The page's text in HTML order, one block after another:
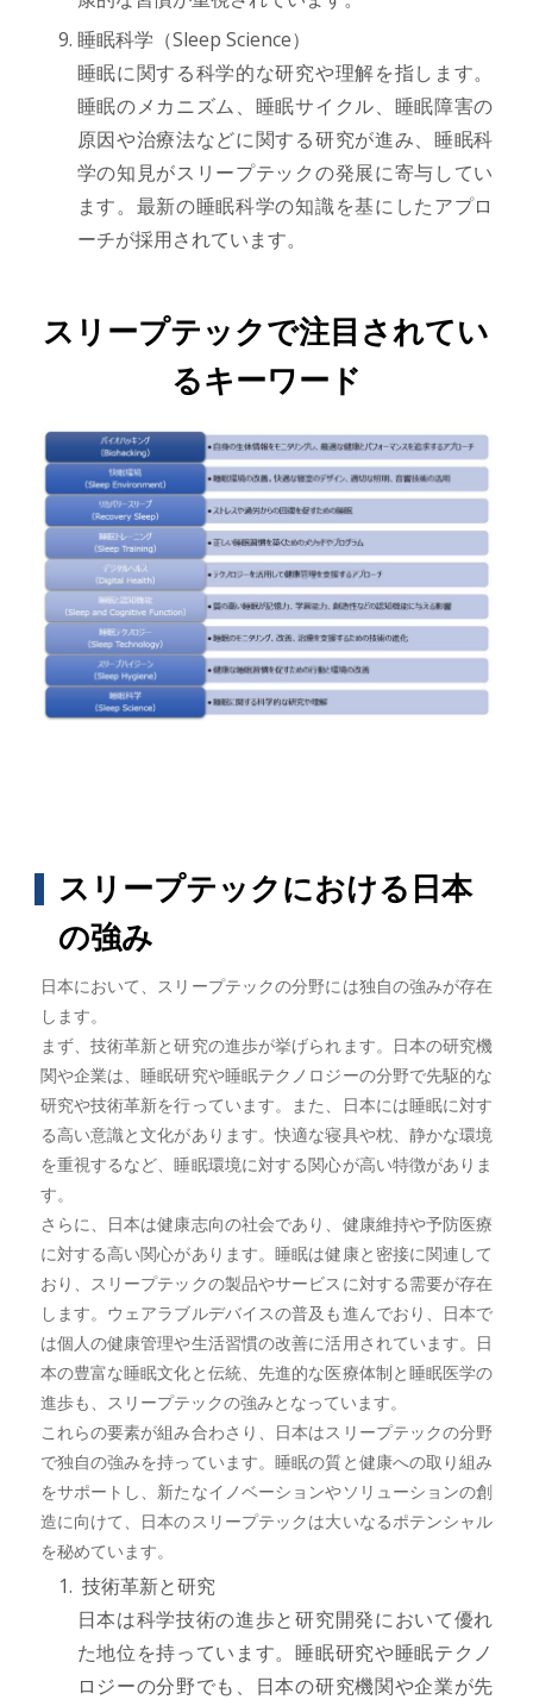
睡眠科学（Sleep Science）
睡眠に関する科学的な研究や理解を指します。
睡眠のメカニズム、睡眠サイクル、睡眠障害の
原因や治療法などに関する研究が進み、睡眠科
学の知見がスリープテックの発展に寄与してい
ます。最新の睡眠科学の知識を基にしたアプロ
ーチが採用されています。
スリープテックで注目されてい
るキーワード
スリープテックにおける日本
の強み
日本において、スリープテックの分野には独自の強みが存在
します。
まず、技術革新と研究の進歩が挙げられます。日本の研究機
関や企業は、睡眠研究や睡眠テクノロジーの分野で先駆的な
研究や技術革新を行っています。また、日本には睡眠に対す
る高い意識と文化があります。快適な寝具や枕、静かな環境
を重視するなど、睡眠環境に対する関心が高い特徴がありま
す。
さらに、日本は健康志向の社会であり、健康維持や予防医療
に対する高い関心があります。睡眠は健康と密接に関連して
おり、スリープテックの製品やサービスに対する需要が存在
します。ウェアラブルデバイスの普及も進んでおり、日本で
は個人の健康管理や生活習慣の改善に活用されています。日
本の豊富な睡眠文化と伝統、先進的な医療体制と睡眠医学の
進歩も、スリープテックの強みとなっています。
これらの要素が組み合わさり、日本はスリープテックの分野
で独自の強みを持っています。睡眠の質と健康への取り組み
をサポートし、新たなイノベーションやソリューションの創
造に向けて、日本のスリープテックは大いなるポテンシャル
を秘めています。
技術革新と研究
日本は科学技術の進歩と研究開発において優れ
た地位を持っています。睡眠研究や睡眠テクノ
ロジーの分野でも、日本の研究機関や企業が先